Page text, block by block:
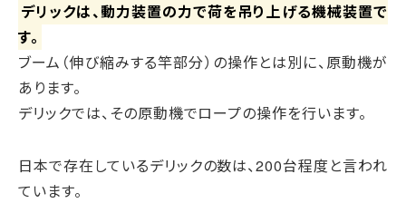
デリックは、動力装置の力で荷を吊り上げる機械装置で
す。
ブーム（伸び縮みする竿部分）の操作とは別に、原動機が
あります。
デリックでは、その原動機でロープの操作を行います。
日本で存在しているデリックの数は、200台程度と言われ
ています。